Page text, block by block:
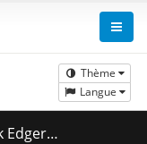
Thème
Langue
( 382.02 MB )